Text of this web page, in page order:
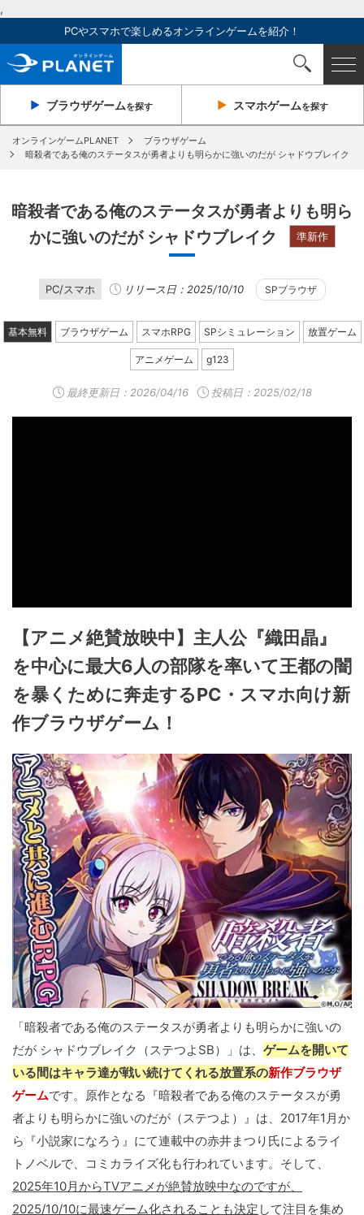
,
PCやスマホで楽しめるオンラインゲームを紹介！
ブラウザゲームを探す スマホゲームを探す
オンラインゲームPLANET
ブラウザゲーム
暗殺者である俺のステータスが勇者よりも明らかに強いのだが シャドウブレイク
暗殺者である俺のステータスが勇者よりも明ら
かに強いのだが シャドウブレイク
準新作
PC/スマホ リリース日：2025/10/10 SPブラウザ
基本無料 ブラウザゲーム スマホRPG SPシミュレーション 放置ゲーム
アニメゲーム g123
最終更新日： 2026/04/16 投稿日：2025/02/18
【アニメ絶賛放映中】主人公『織田晶』
を中心に最大6人の部隊を率いて王都の闇
を暴くために奔走するPC・スマホ向け新
作ブラウザゲーム！
「暗殺者である俺のステータスが勇者よりも明らかに強いの
だが シャドウブレイク（ステつよSB）」は、 ゲームを開いて
いる間はキャラ達が戦い続けてくれる放置系の新作ブラウザ
ゲームです。原作となる『暗殺者である俺のステータスが勇
者よりも明らかに強いのだが（ステつよ）』は、2017年1月か
ら『小説家になろう』にて連載中の赤井まつり氏によるライ
トノベルで、コミカライズ化も行われています。そして、
2025年10月からTVアニメが絶賛放映中なのですが、
2025/10/10に最速ゲーム化されることも決定 して注目を集め